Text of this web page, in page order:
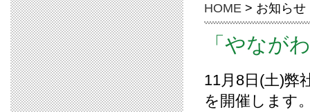
HOME > お知らせ
「やなが
11月8日(土)弊
を開催します